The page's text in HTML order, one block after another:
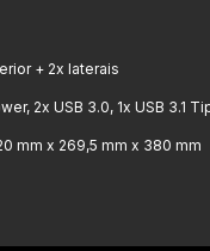
+ 2x laterais
2x USB 3.0, 1x USB 3.1
mm x 269,5 mm x 380 mm